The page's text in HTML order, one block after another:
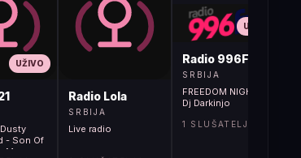
UŽIVO
- Son Of
Man
Radio Lola
SRBIJA
Live radio
UŽIVO
Radio 996FM
SRBIJA
FREEDOM NIGHT -
Dj Darkinjo
1 SLUŠATELJA